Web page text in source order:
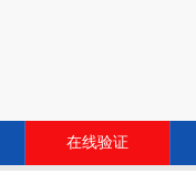
在线验证